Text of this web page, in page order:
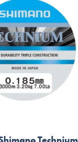
Technium